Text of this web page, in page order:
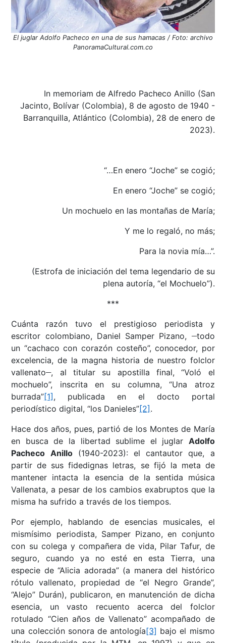
El juglar Adolfo Pacheco en una de sus hamacas / Foto: archivo
PanoramaCultural.com.co
In memoriam de Alfredo Pacheco Anillo (San
Jacinto, Bolívar (Colombia), 8 de agosto de 1940 -
Barranquilla, Atlántico (Colombia), 28 de enero de
2023).
“…En enero “Joche” se cogió;
En enero “Joche” se cogió;
Un mochuelo en las montañas de María;
Y me lo regaló, no más;
Para la novia mía…”.
(Estrofa de iniciación del tema legendario de su
plena autoría, “el Mochuelo”).
***
Cuánta razón tuvo el prestigioso periodista y
escritor colombiano, Daniel Samper Pizano,
todo
un “cachaco con corazón costeño”, conocedor, por
excelencia, de la magna historia de nuestro folclor
vallenato , al titular su apostilla final, “Voló el
mochuelo”, inscrita en su columna, “Una atroz
burrada”[1] , publicada en el docto portal
periodístico digital, “los Danieles”[2] .
Hace dos años, pues, partió de los Montes de María
en busca de la libertad sublime el juglar Adolfo
Pacheco Anillo(1940-2023): el cantautor que, a
partir de sus fidedignas letras, se fijó la meta de
mantener intacta la esencia de la sentida música
Vallenata, a pesar de los cambios exabruptos que la
misma ha sufrido a través de los tiempos.
Por ejemplo, hablando de esencias musicales, el
mismísimo periodista, Samper Pizano, en conjunto
con su colega y compañera de vida, Pilar Tafur, de
seguro, cuando ya no esté en esta Tierra, una
especie de “Alicia adorada” (a manera del histórico
rótulo vallenato, propiedad de “el Negro Grande”,
“Alejo” Durán), publicaron, en manutención de dicha
esencia, un vasto recuento acerca del folclor
rotulado “Cien años de Vallenato” acompañado de
una colección sonora de antología[3] bajo el mismo